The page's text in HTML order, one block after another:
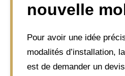
nouvelle
Pour avoir une idée
modalités d’installation,
est de demander un